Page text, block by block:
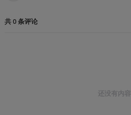
共0条评论
还没有内容